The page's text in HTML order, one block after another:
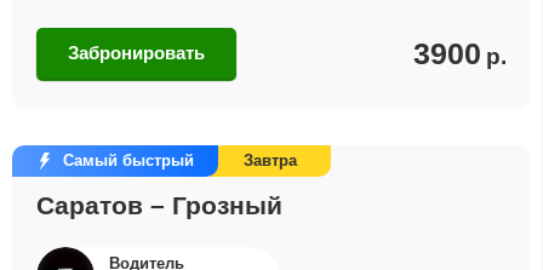
Забронировать 3900 р.
Самый быстрый Завтра
Саратов – Грозный
Водитель